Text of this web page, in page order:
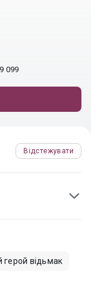
099
Відстежувати
герой відьмак